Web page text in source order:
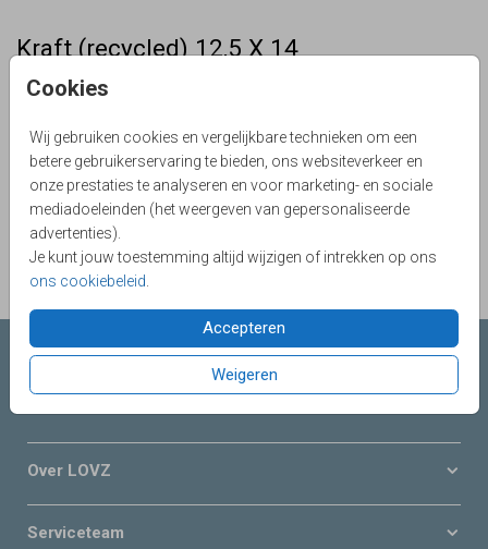
Cookies
Wij gebruiken cookies en vergelijkbare technieken om een
betere gebruikerservaring te bieden, ons websiteverkeer en
onze prestaties te analyseren en voor marketing- en sociale
mediadoeleinden (het weergeven van gepersonaliseerde
advertenties).
Je kunt jouw toestemming altijd wijzigen of intrekken op ons
ons cookiebeleid
Accepteren
Weigeren
Kraft (recycled) 12,5 X 14
Aantal
OMSCHRIJVING
kraft (recycled) 12,5 x 14
Prijs:€ 0,45
Collecties LOVZ
Over LOVZ
Serviceteam